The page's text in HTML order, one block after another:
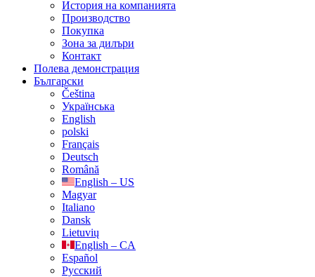
История на компанията
Производство
Покупка
Зона за дилъри
Контакт
Полева демонстрация
Български
Čeština
Українська
English
polski
Français
Deutsch
Română
English – US
Magyar
Italiano
Dansk
Lietuvių
English – CA
Español
Русский